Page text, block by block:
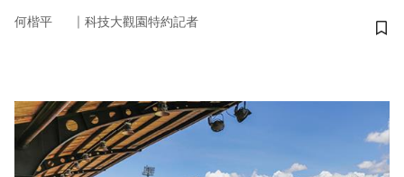
何楷平 ｜ 科技大觀園特約記者
儲